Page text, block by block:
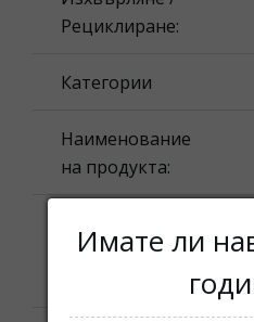
Рециклиране:
Категории
Наименование
на продукта:
предупреждение:
Имате ли